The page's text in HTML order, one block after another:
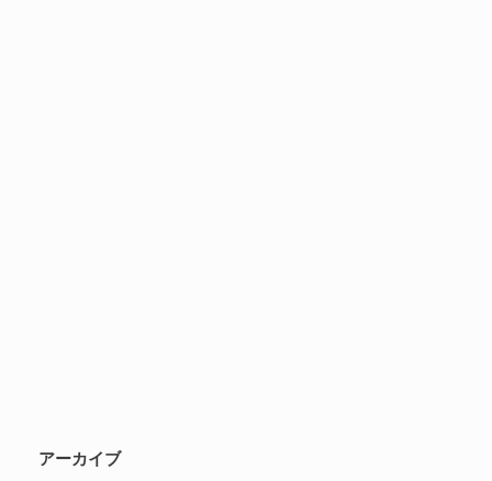
アーカイブ